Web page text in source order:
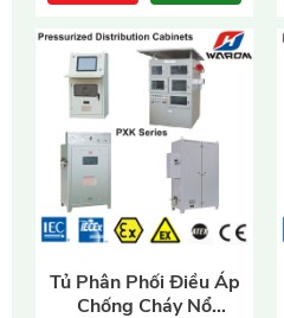
- Vmax/Imax: 690V/630A
C work: -10~55 C
Tủ Phân Phối Điều Áp
Chống Cháy Nổ